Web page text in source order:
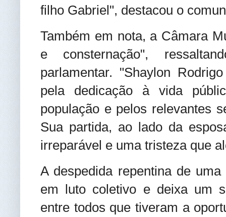
filho Gabriel", destacou o
Também em nota, a Câmara
e consternação",
parlamentar. "Shaylon
pela dedicação à vida
população e pelos relevantes
Sua partida, ao lado da
irreparável e uma tristeza que
A despedida repentina de
em luto coletivo e deixa um
entre todos que tiveram a